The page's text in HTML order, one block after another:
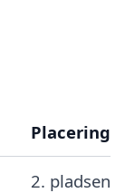
Placering
2. pladsen